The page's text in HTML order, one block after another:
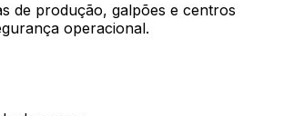
de produção, galpões e centros
operacional.